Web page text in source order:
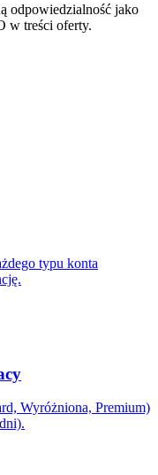
odpowiedzialność jako
w treści oferty.
typu konta
Wyróżniona, Premium)